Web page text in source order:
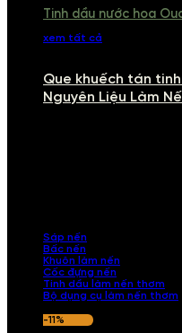
Tinh dầu nước hoa
xem tất cả
Que khuếch tán
Nguyên Liệu Làm
Sáp nến
Bấc nến
Khuôn làm nến
Cốc đựng nến
Tinh dầu làm nến thơm
Bộ dụng cụ làm nến thơm
-11%